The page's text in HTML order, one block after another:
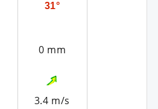
31°
0 mm
3.4 m/s